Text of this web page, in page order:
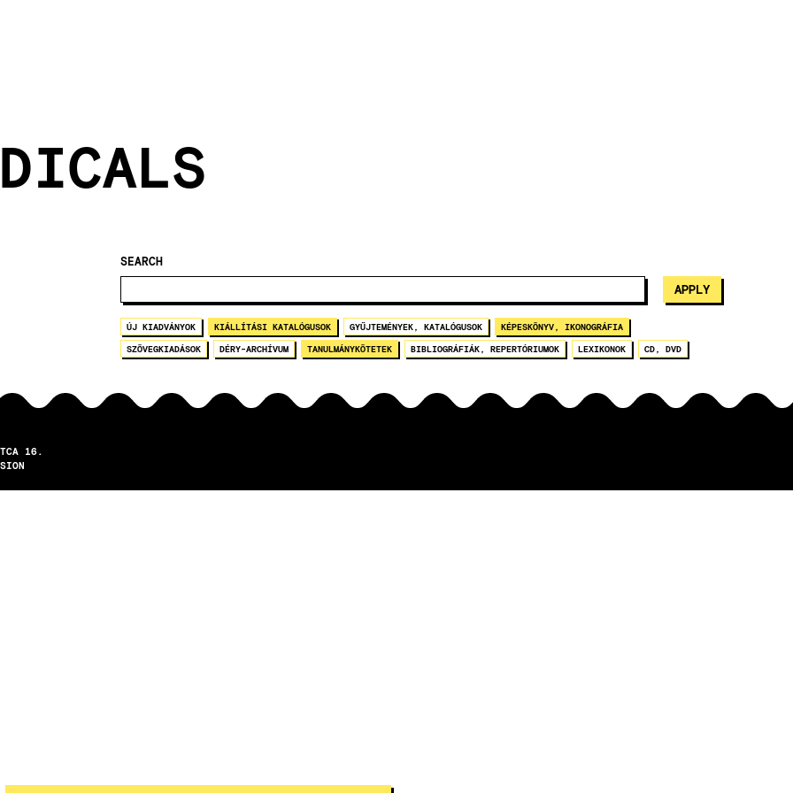
SEARCH
ÚJ KIADVÁNYOK KIÁLLÍTÁSI KATALÓGUSOK GYŰJTEMÉNYEK, KATALÓGUSOK KÉPESKÖNYV, IKONOGRÁFIA
SZÖVEGKIADÁSOK DÉRY-ARCHÍVUM TANULMÁNYKÖTETEK BIBLIOGRÁFIÁK, REPERTÓRIUMOK LEXIKONOK CD, DVD
16.